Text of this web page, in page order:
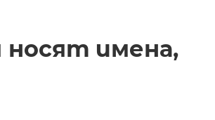
носят имена,